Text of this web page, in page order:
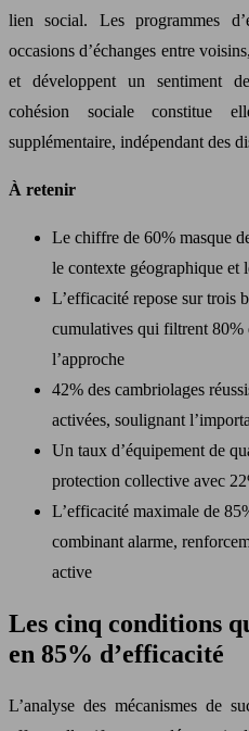
lien social. Les programmes
occasions d’échanges entre
et développent un sentiment
cohésion sociale constitue
supplémentaire, indépendant des
À retenir
Le chiffre de 60% masque
le contexte géographique et
L’efficacité repose sur trois
cumulatives qui filtrent 80%
l’approche
42% des cambriolages
activées, soulignant
Un taux d’équipement de
protection collective avec
L’efficacité maximale de
combinant alarme,
active
Les cinq conditions
en 85% d’efficacité
L’analyse des mécanismes de